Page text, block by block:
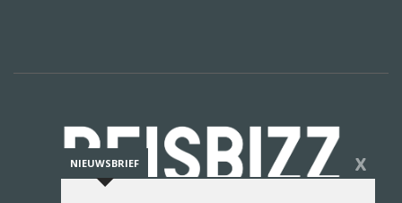
NIEUWSBRIEF X